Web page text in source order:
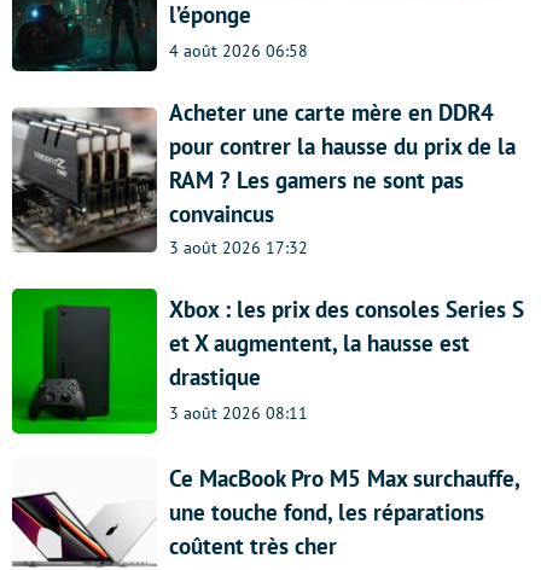
l’éponge
4 août 2026 06:58
Acheter une carte mère en DDR4
pour contrer la hausse du prix de la
RAM ? Les gamers ne sont pas
convaincus
3 août 2026 17:32
Xbox : les prix des consoles Series S
et X augmentent, la hausse est
drastique
3 août 2026 08:11
Ce MacBook Pro M5 Max surchauffe,
une touche fond, les réparations
coûtent très cher